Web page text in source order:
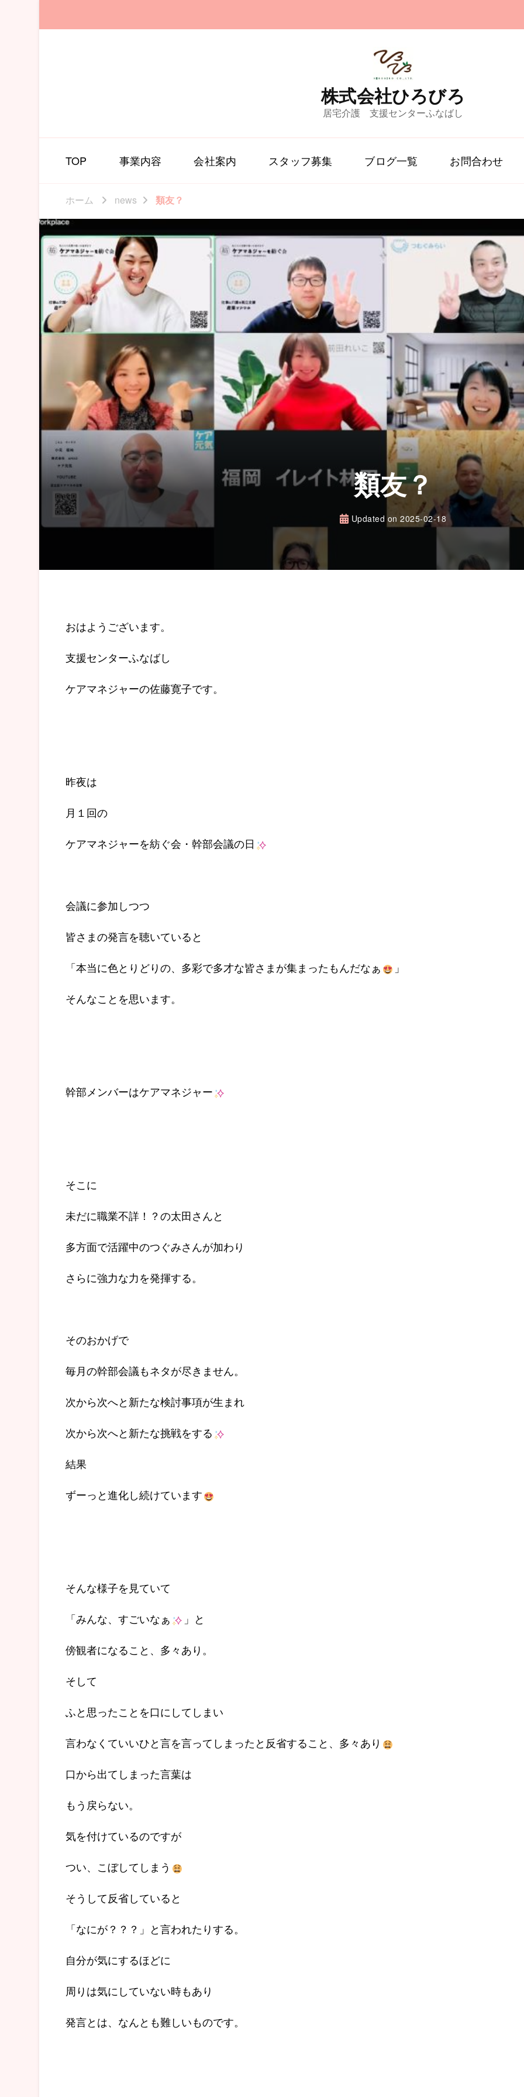
株式会社ひろびろ
居宅介護 支援センターふなばし
TOP 事業内容 会社案内 スタッフ募集 ブログ一覧 お問合わせ
ホーム news 類友？
類友？
Updated on2025-02-18
おはようございます。
支援センターふなばし
ケアマネジャーの佐藤寛子です。
昨夜は
月１回の
ケアマネジャーを紡ぐ会・幹部会議の日
会議に参加しつつ
皆さまの発言を聴いていると
「本当に色とりどりの、多彩で多才な皆さまが集まったもんだなぁ 」
そんなことを思います。
幹部メンバーはケアマネジャー
そこに
未だに職業不詳！？の太田さんと
多方面で活躍中のつぐみさんが加わり
さらに強力な力を発揮する。
そのおかげで
毎月の幹部会議もネタが尽きません。
次から次へと新たな検討事項が生まれ
次から次へと新たな挑戦をする
結果
ずーっと進化し続けています
そんな様子を見ていて
「みんな、すごいなぁ 」と
傍観者になること、多々あり。
そして
ふと思ったことを口にしてしまい
言わなくていいひと言を言ってしまったと反省すること、多々あり
口から出てしまった言葉は
もう戻らない。
気を付けているのですが
つい、こぼしてしまう
そうして反省していると
「なにが？？？」と言われたりする。
自分が気にするほどに
周りは気にしていない時もあり
発言とは、なんとも難しいものです。